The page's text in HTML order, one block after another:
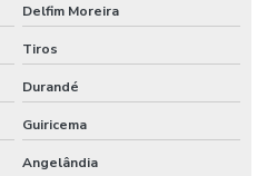
Delfim Moreira
Tiros
Durandé
Guiricema
Angelândia